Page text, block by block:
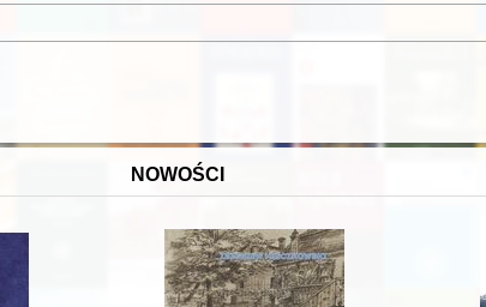
NOWOŚCI